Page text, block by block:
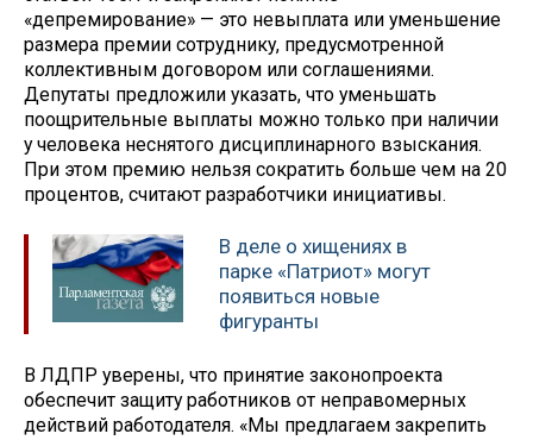
«депремирование» — это невыплата или уменьшение
размера премии сотруднику, предусмотренной
коллективным договором или соглашениями.
Депутаты предложили указать, что уменьшать
поощрительные выплаты можно только при наличии
у человека неснятого дисциплинарного взыскания.
При этом премию нельзя сократить больше чем на 20
процентов, считают разработчики инициативы.
В деле о хищениях в
парке «Патриот» могут
появиться новые
фигуранты
В ЛДПР уверены, что принятие законопроекта
обеспечит защиту работников от неправомерных
действий работодателя. «Мы предлагаем закрепить